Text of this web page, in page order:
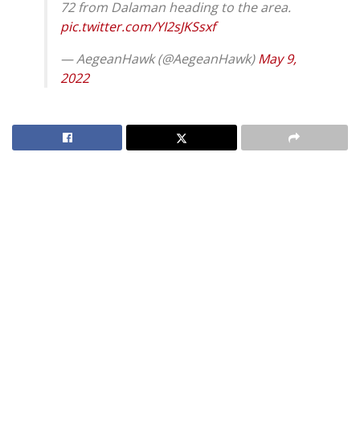
72 from Dalaman heading to the area.
pic.twitter.com/YI2sJKSsxf
— AegeanHawk (@AegeanHawk)May 9,
2022